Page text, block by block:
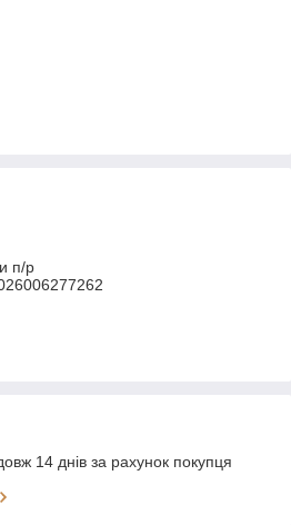
п/р
14 днів за рахунок покупця